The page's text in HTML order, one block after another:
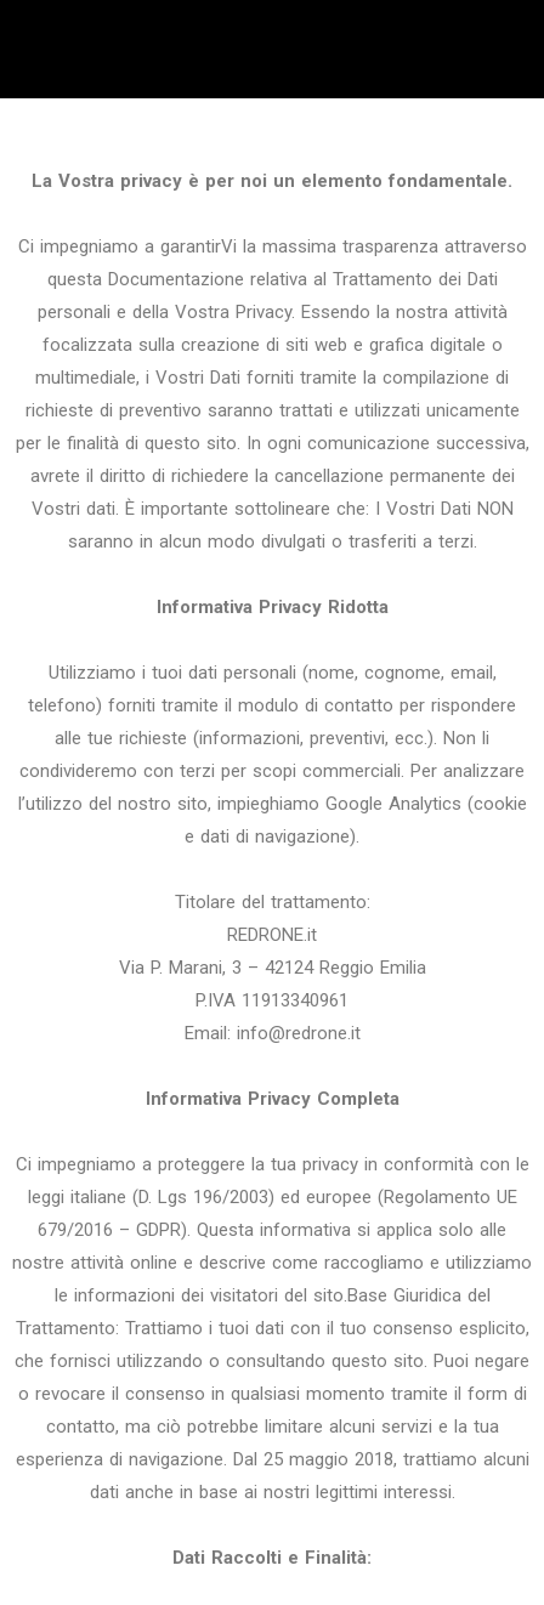
La Vostra privacy è per noi un elemento fondamentale.
Ci impegniamo a garantirVi la massima trasparenza attraverso
questa Documentazione relativa al Trattamento dei Dati
personali e della Vostra Privacy. Essendo la nostra attività
focalizzata sulla creazione di siti web e grafica digitale o
multimediale, i Vostri Dati forniti tramite la compilazione di
richieste di preventivo saranno trattati e utilizzati unicamente
per le finalità di questo sito. In ogni comunicazione successiva,
avrete il diritto di richiedere la cancellazione permanente dei
Vostri dati. È importante sottolineare che: I Vostri Dati NON
saranno in alcun modo divulgati o trasferiti a terzi.
Informativa Privacy Ridotta
Utilizziamo i tuoi dati personali (nome, cognome, email,
telefono) forniti tramite il modulo di contatto per rispondere
alle tue richieste (informazioni, preventivi, ecc.). Non li
condivideremo con terzi per scopi commerciali. Per analizzare
l’utilizzo del nostro sito, impieghiamo Google Analytics (cookie
e dati di navigazione).
Titolare del trattamento:
REDRONE.it
Via P. Marani, 3 – 42124 Reggio Emilia
P.IVA 11913340961
Email: info@redrone.it
Informativa Privacy Completa
Ci impegniamo a proteggere la tua privacy in conformità con le
leggi italiane (D. Lgs 196/2003) ed europee (Regolamento UE
679/2016 – GDPR). Questa informativa si applica solo alle
nostre attività online e descrive come raccogliamo e utilizziamo
le informazioni dei visitatori del sito.Base Giuridica del
Trattamento: Trattiamo i tuoi dati con il tuo consenso esplicito,
che fornisci utilizzando o consultando questo sito. Puoi negare
o revocare il consenso in qualsiasi momento tramite il form di
contatto, ma ciò potrebbe limitare alcuni servizi e la tua
esperienza di navigazione. Dal 25 maggio 2018, trattiamo alcuni
dati anche in base ai nostri legittimi interessi.
Dati Raccolti e Finalità: